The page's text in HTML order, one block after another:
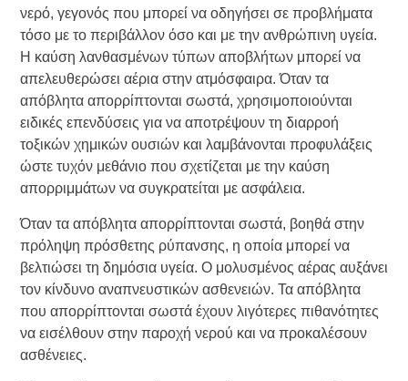
νερό, γεγονός που μπορεί να οδηγήσει σε προβλήματα
τόσο με το περιβάλλον όσο και με την ανθρώπινη υγεία.
Η καύση λανθασμένων τύπων αποβλήτων μπορεί να
απελευθερώσει αέρια στην ατμόσφαιρα. Όταν τα
απόβλητα απορρίπτονται σωστά, χρησιμοποιούνται
ειδικές επενδύσεις για να αποτρέψουν τη διαρροή
τοξικών χημικών ουσιών και λαμβάνονται προφυλάξεις
ώστε τυχόν μεθάνιο που σχετίζεται με την καύση
απορριμμάτων να συγκρατείται με ασφάλεια.
Όταν τα απόβλητα απορρίπτονται σωστά, βοηθά στην
πρόληψη πρόσθετης ρύπανσης, η οποία μπορεί να
βελτιώσει τη δημόσια υγεία. Ο μολυσμένος αέρας αυξάνει
τον κίνδυνο αναπνευστικών ασθενειών. Τα απόβλητα
που απορρίπτονται σωστά έχουν λιγότερες πιθανότητες
να εισέλθουν στην παροχή νερού και να προκαλέσουν
ασθένειες.